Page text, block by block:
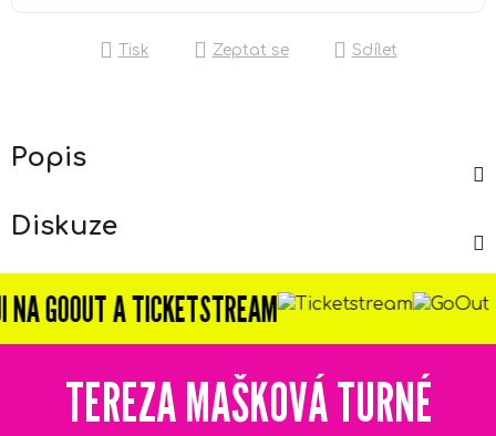
Tisk Zeptat se Sdílet
Popis
Diskuze
A TICKETSTREAM
TEREZA MAŠKOVÁ TURNÉ